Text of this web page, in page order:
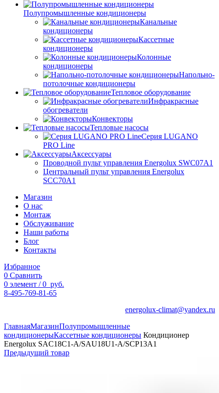
Полупромышленные кондиционеры
Канальные
кондиционеры
Кассетные
кондиционеры
Колонные
кондиционеры
Напольно-
потолочные кондиционеры
Тепловое оборудование
Инфракрасные
обогреватели
Конвекторы
Тепловые насосы
Серия LUGANO
PRO Line
Аксессуары
Проводной пульт управления Energolux SWC07A1
Центральный пульт управления Energolux
SCC70A1
Магазин
О нас
Монтаж
Обслуживание
Наши работы
Блог
Контакты
Избранное
0 Сравнить
0 элемент / 0 руб.
8-495-769-81-65
energolux-climat@yandex.ru
ГлавнаяМагазинПолупромышленные
кондиционерыКассетные кондиционеры Кондиционер
Energolux SAC18C1-A/SAU18U1-A/SCP13A1
Предыдущий товар